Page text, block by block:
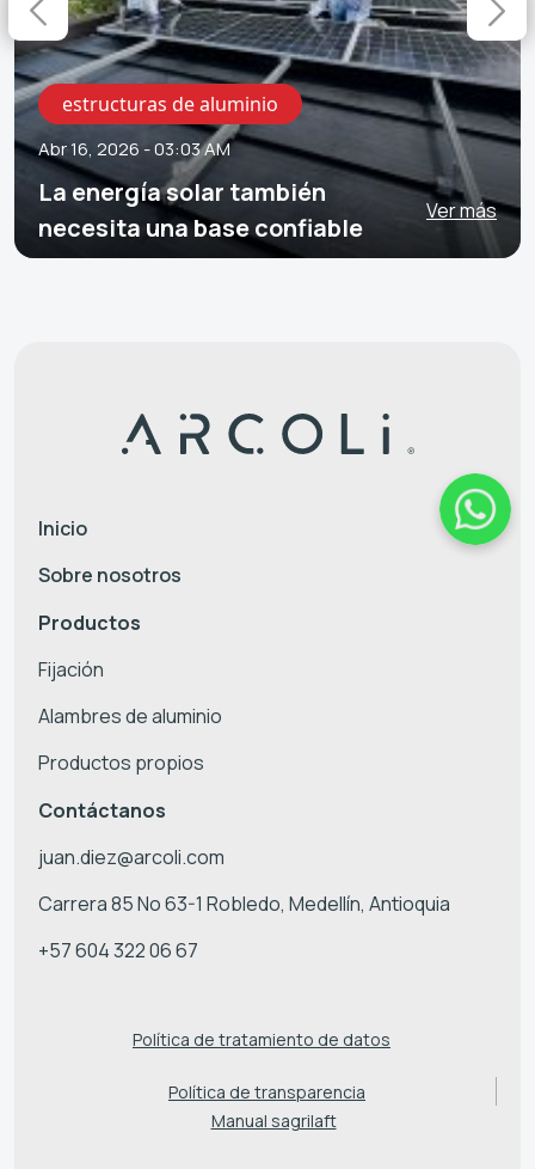
estructuras de aluminio
Abr 16, 2026 - 03:03 AM
La energía solar también
necesita una base confiable
Ver más
Inicio
Sobre nosotros
Productos
Fijación
Alambres de aluminio
Productos propios
Contáctanos
juan.diez@arcoli.com
Carrera 85 No 63-1 Robledo, Medellín, Antioquia
+57 604 322 06 67
Política de tratamiento de datos
Política de transparencia
Manual sagrilaft